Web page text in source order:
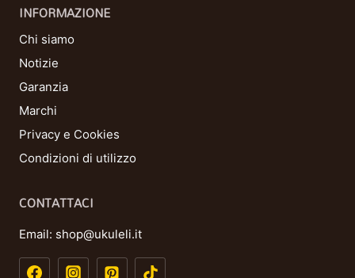
INFORMAZIONE
Chi siamo
Notizie
Garanzia
Marchi
Privacy e Cookies
Condizioni di utilizzo
CONTATTACI
Email: shop@ukuleli.it